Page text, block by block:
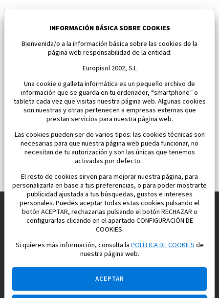
Fuente Álamo
Dormitorios:3 Área:146 M2
618 046 €
Construimos y vendemos propiedades
para su vida feliz en España
INFORMACIÓN BÁSICA SOBRE COOKIES
Bienvenida/o a la información básica sobre las cookies de la
página web responsabilidad de la entidad:
Europisol 2002, S.L
Una cookie o galleta informática es un pequeño archivo de
información que se guarda en tu ordenador, “smartphone” o
tableta cada vez que visitas nuestra página web. Algunas cookies
son nuestras y otras pertenecen a empresas externas que
prestan servicios para nuestra página web.
Las cookies pueden ser de varios tipos: las cookies técnicas son
necesarias para que nuestra página web pueda funcionar, no
necesitan de tu autorización y son las únicas que tenemos
activadas por defecto. .
El resto de cookies sirven para mejorar nuestra página, para
personalizarla en base a tus preferencias, o para poder mostrarte
publicidad ajustada a tus búsquedas, gustos e intereses
personales. Puedes aceptar todas estas cookies pulsando el
botón ACEPTAR, rechazarlas pulsando el botón RECHAZAR o
configurarlas clicando en el apartado CONFIGURACIÓN DE
COOKIES.
Si quieres más información, consulta laPOLÍTICA DE COOKIESde
nuestra página web.
ACEPTAR